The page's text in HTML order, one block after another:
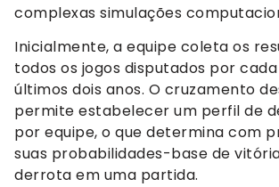
complexas simulações
Inicialmente, a equipe coleta os
todos os jogos disputados por
últimos dois anos. O cruzamento
permite estabelecer um perfil de
por equipe, o que determina com
suas probabilidades-base de
derrota em uma partida.